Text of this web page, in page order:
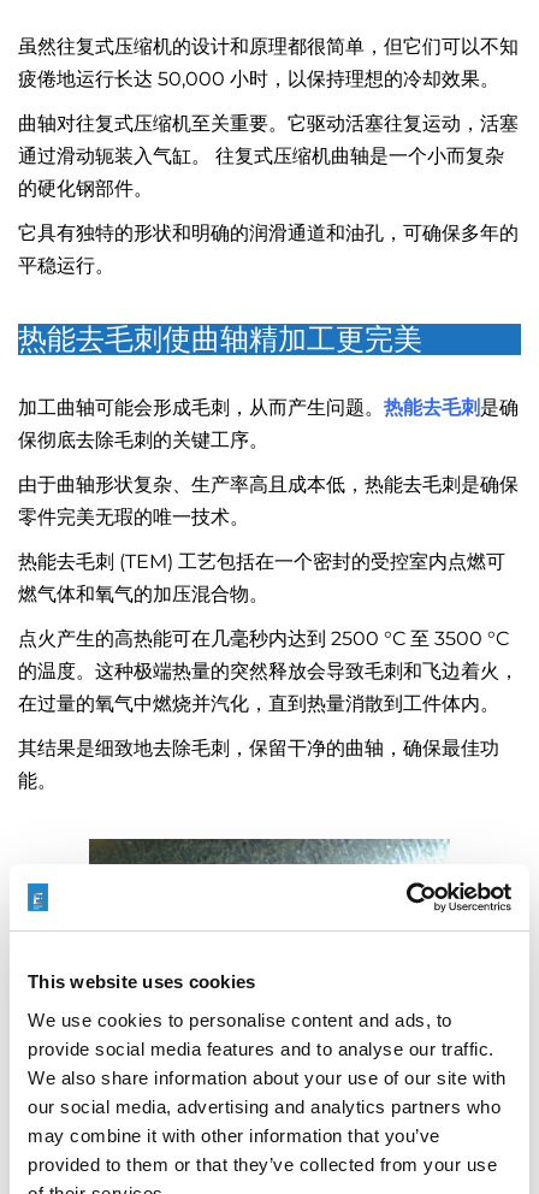
This website uses cookies
We use cookies to personalise content and ads, to
provide social media features and to analyse our traffic.
We also share information about your use of our site with
our social media, advertising and analytics partners who
may combine it with other information that you’ve
provided to them or that they’ve collected from your use
虽然往复式压缩机的设计和原理都很简单，但它们可以不知
疲倦地运行长达 50,000 小时，以保持理想的冷却效果。
曲轴对往复式压缩机至关重要。它驱动活塞往复运动，活塞
通过滑动轭装入气缸。 往复式压缩机曲轴是一个小而复杂
的硬化钢部件。
它具有独特的形状和明确的润滑通道和油孔，可确保多年的
平稳运行。
热能去毛刺使曲轴精加工更完美
加工曲轴可能会形成毛刺，从而产生问题。 热能去毛刺 是确
保彻底去除毛刺的关键工序。
由于曲轴形状复杂、生产率高且成本低，热能去毛刺是确保
零件完美无瑕的唯一技术。
热能去毛刺 (TEM) 工艺包括在一个密封的受控室内点燃可
燃气体和氧气的加压混合物。
点火产生的高热能可在几毫秒内达到 2500 °C 至 3500 °C
的温度。这种极端热量的突然释放会导致毛刺和飞边着火，
在过量的氧气中燃烧并汽化，直到热量消散到工件体内。
其结果是细致地去除毛刺，保留干净的曲轴，确保最佳功
能。